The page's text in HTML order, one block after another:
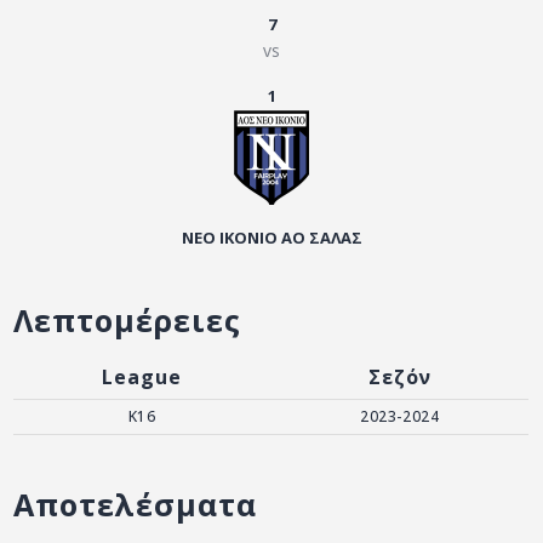
7
vs
1
ΝΕΟ ΙΚΟΝΙΟ ΑΟ ΣΑΛΑΣ
Λεπτομέρειες
League Σεζόν
K16 2023-2024
Αποτελέσματα